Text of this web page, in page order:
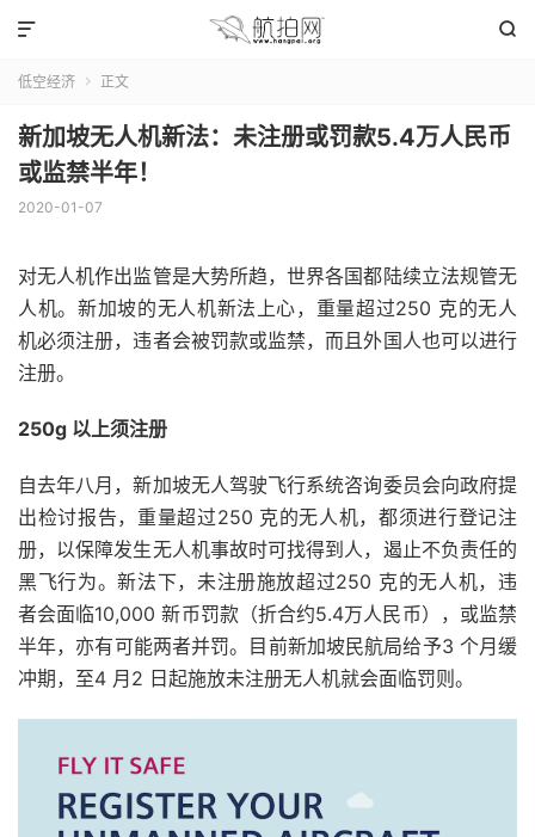


低空经济  正文
新加坡无人机新法：未注册或罚款5.4万人民币
或监禁半年！
2020-01-07
对无人机作出监管是大势所趋，世界各国都陆续立法规管无
人机。新加坡的无人机新法上心，重量超过250 克的无人
机必须注册，违者会被罚款或监禁，而且外国人也可以进行
注册。
250g 以上须注册
自去年八月，新加坡无人驾驶飞行系统咨询委员会向政府提
出检讨报告，重量超过250 克的无人机，都须进行登记注
册，以保障发生无人机事故时可找得到人，遏止不负责任的
黑飞行为。新法下，未注册施放超过250 克的无人机，违
者会面临10,000 新币罚款（折合约5.4万人民币），或监禁
半年，亦有可能两者并罚。目前新加坡民航局给予3 个月缓
冲期，至4 月2 日起施放未注册无人机就会面临罚则。